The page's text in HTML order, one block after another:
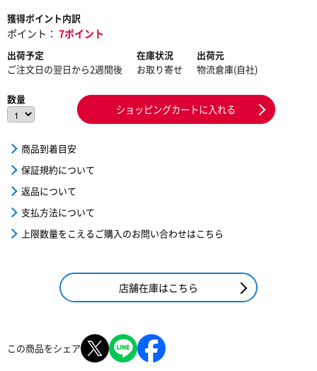
獲得ポイント内訳
ポイント： 7ポイント
出荷予定
ご注文日の翌日から2週間後
在庫状況
お取り寄せ
出荷元
物流倉庫(自社)
数量
ショッピングカートに入れる
商品到着目安
保証規約について
返品について
支払方法について
上限数量をこえるご購入のお問い合わせはこちら
店舗在庫はこちら
この商品をシェア